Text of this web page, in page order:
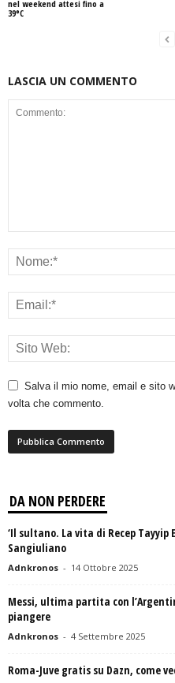
nel weekend attesi fino a
39°C
LASCIA UN COMMENTO
Salva il mio nome, email e sito
volta che commento.
DA NON PERDERE
‘Il sultano. La vita di Recep Tayyip
Sangiuliano
Adnkronos - 14 Ottobre 2025
Messi, ultima partita con
piangere
Adnkronos - 4 Settembre 2025
Roma-Juve gratis su Dazn, come